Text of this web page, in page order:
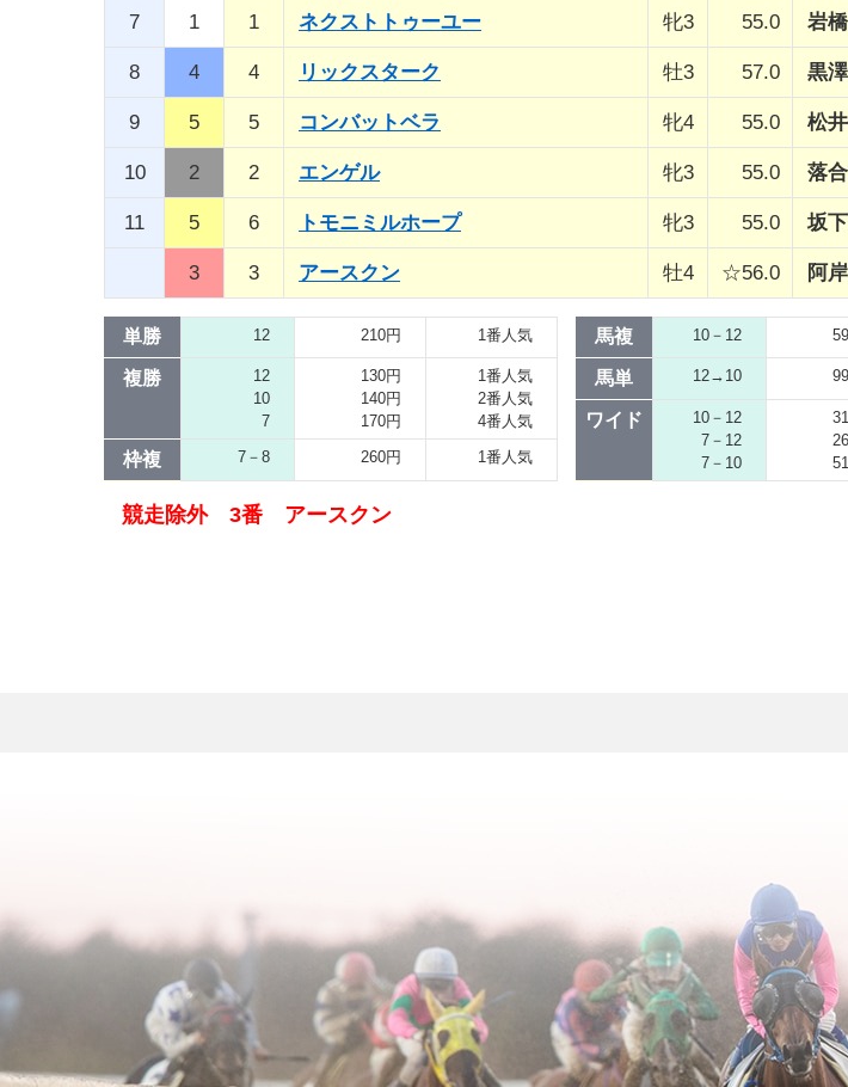
7 1 1 ネクストトゥーユー 牝3 55.0 岩
8 4 4 リックスターク 牡3 57.0 黒
9 5 5 コンバットベラ 牝4 55.0 松
10 2 2 エンゲル 牝3 55.0 落
11 5 6 トモニミルホープ 牝3 55.0 坂
3 3 アースクン 牡4 ☆56.0 阿
単勝 12 210円 1番人気
複勝
12
10
7
130円
140円
170円
1番人気
2番人気
4番人気
枠複 7－8 260円 1番人気
馬複 10－12
馬単 12→10
ワイド
10－12
7－12
7－10
競走除外 3番 アースクン